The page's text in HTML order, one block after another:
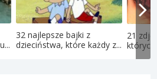
32 najlepsze bajki z
dzieciństwa, które każdy z...
21
których